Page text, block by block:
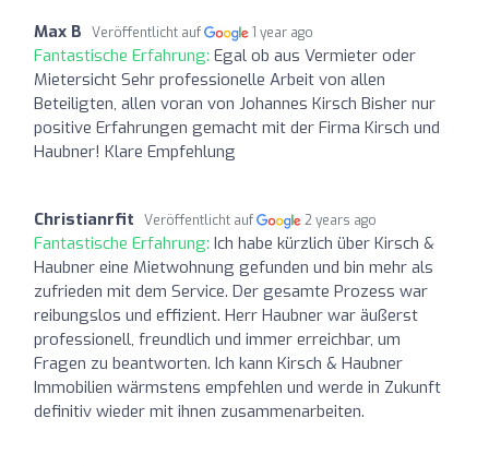
Max B Veröffentlicht auf 1 year ago
Fantastische Erfahrung: Egal ob aus Vermieter oder
Mietersicht Sehr professionelle Arbeit von allen
Beteiligten, allen voran von Johannes Kirsch Bisher nur
positive Erfahrungen gemacht mit der Firma Kirsch und
Haubner! Klare Empfehlung
Christianrfit Veröffentlicht auf 2 years ago
Fantastische Erfahrung: Ich habe kürzlich über Kirsch &
Haubner eine Mietwohnung gefunden und bin mehr als
zufrieden mit dem Service. Der gesamte Prozess war
reibungslos und effizient. Herr Haubner war äußerst
professionell, freundlich und immer erreichbar, um
Fragen zu beantworten. Ich kann Kirsch & Haubner
Immobilien wärmstens empfehlen und werde in Zukunft
definitiv wieder mit ihnen zusammenarbeiten.